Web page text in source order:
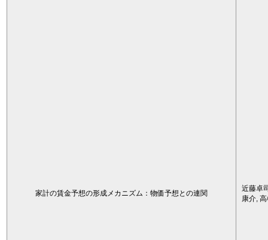
家計の賃金予想の形成メカニズム：物価予想との連関
近藤卓
康介,